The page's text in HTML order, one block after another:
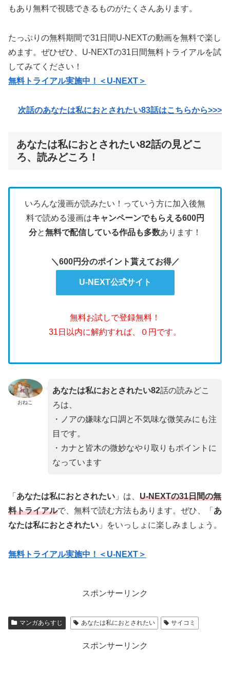
もあり無料で視聴できるものがたくさんあります。
たっぷりの無料期間で31日間U-NEXTの動画を無料で楽し
めます。ぜひぜひ、U-NEXTの31日間無料トライアルを試
してみてください！
無料トライアル実施中！＜U-NEXT＞
次話のあなたは私におとされたい83話はこちらから>>>
あなたは私におとされたい82話の見どこ
ろ、読みどころ！
いろんな漫画が読みたい！っていう方に加入後無
料で読める漫画はキャンペーンでもらえる600円
分と無料で配信している作品も多数あります！
＼600円分のポイント貰えてお得／
U-NEXT公式サイト
無料お試しで登録無料！
31日以内に解約すれば、０円です。
おねこ
あなたは私におとされたい82話の読みどこ
ろは、
・ノアの嫌味な口調と不気味な微笑みにも注
目です。
・カナと皆木の微妙なやり取りもポイントに
なっています
「 あなたは私におとされたい 」は、 U-NEXTの31日間の無
料トライアルで、無料で読む方法もあります。ぜひ、「 あ
なたは私におとされたい 」をいっしょに楽しみましょう。
無料トライアル実施中！＜U-NEXT＞
スポンサーリンク
マンガあらすじ あなたは私におとされたい サイコミ
スポンサーリンク